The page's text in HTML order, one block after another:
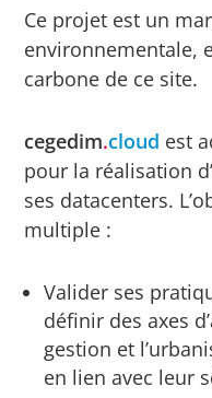
Ce projet est un
environnementale,
carbone de ce site.
cegedim.cloud est
pour la réalisation
ses datacenters.
multiple :
Valider ses
définir des axes
gestion et
en lien avec leur